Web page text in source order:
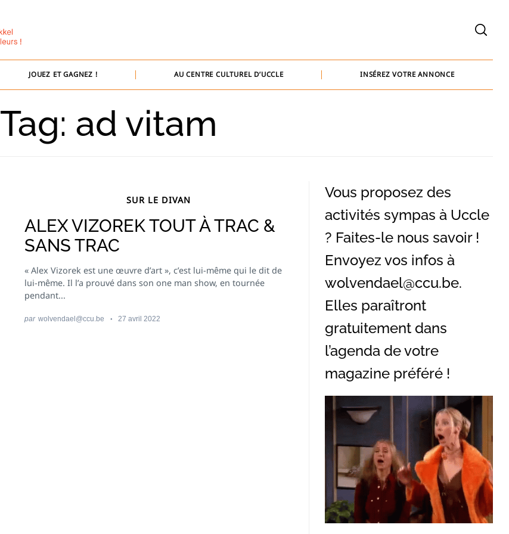
JOUEZ ET GAGNEZ ! AU CENTRE CULTUREL D’UCCLE INSÉREZ VOTRE ANNONCE
bernard@baammedia.be
jennifer@baammedia.be
Tag: ad vitam
SUR LE DIVAN
ALEX VIZOREK TOUT À TRAC &
SANS TRAC
« Alex Vizorek est une œuvre d’art », c’est lui-même qui le dit de
lui-même. Il l’a prouvé dans son one man show, en tournée
pendant...
par wolvendael@ccu.be 27 avril 2022
Vous proposez des
activités sympas à Uccle
? Faites-le nous savoir !
Envoyez vos infos à
wolvendael@ccu.be.
Elles paraîtront
gratuitement dans
l’agenda de votre
magazine préféré !